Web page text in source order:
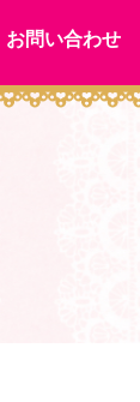
お問い合わせ